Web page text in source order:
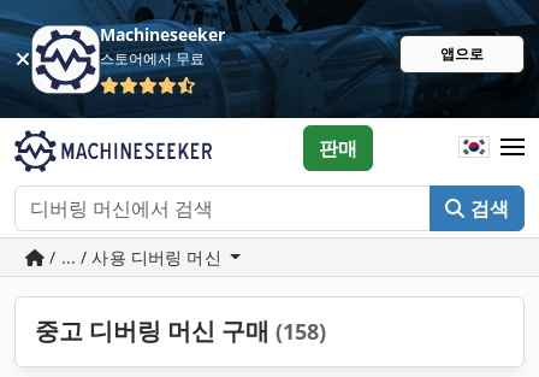
Machineseeker
스토어에서 무료 앱으로
검색
판매
/ ... / 사용 디버링 머신
중고 디버링 머신 구매 (158)